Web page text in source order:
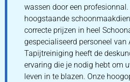
wassen door een profesionnal.
hoogstaande
correcte prijzen in heel
gespecialiseerd personeel van
Tapijtreiniging heeft de
ervaring die je nodig hebt om
leven in te blazen. Onze